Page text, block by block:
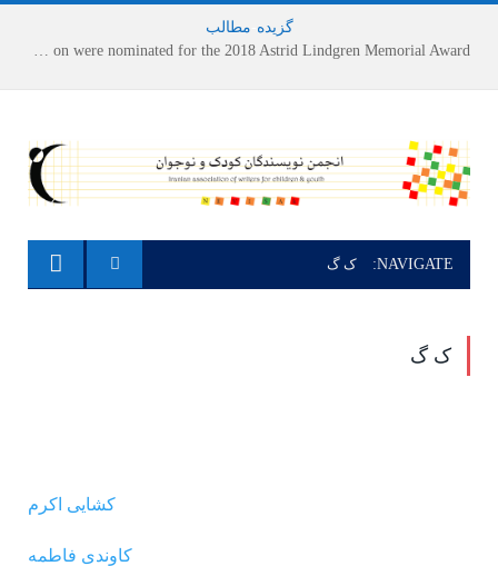
گزیده مطالب
NAVIGATE: ک گ
ک گ
کشایی اکرم
کاوندی فاطمه